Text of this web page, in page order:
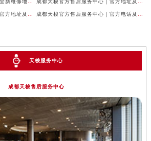
天梭服务中心
成都天梭售后服务中心